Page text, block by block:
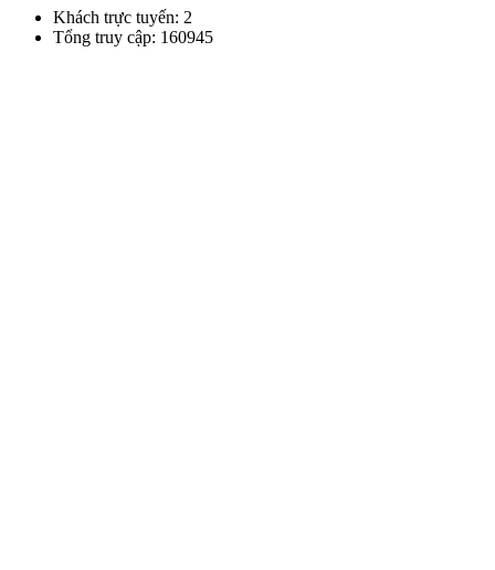
Khách trực tuyến: 2
Tổng truy cập: 160945